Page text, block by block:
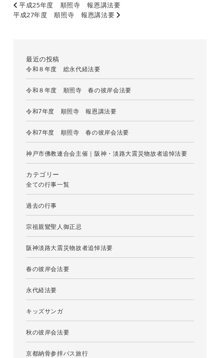
平成25年度 順照寺 報恩講法要
平成27年度 順照寺 報恩講法要
最近の投稿
令和８年度 総永代経法要
令和８年度 順照寺 春の彼岸会法要
令和7年度 順照寺 報恩講法要
令和7年度 順照寺 春の彼岸会法要
神戸市佛教連合会主催｜阪神・淡路大震災物故者追悼法要
カテゴリー
全ての行事一覧
過去の行事
宗祖親鸞聖人御正忌
阪神淡路大震災物故者追悼法要
春の彼岸会法要
永代経法要
キッズサンガ
秋の彼岸会法要
京都納骨参拝バス旅行